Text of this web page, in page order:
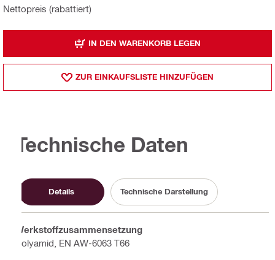
Nettopreis (rabattiert)
IN DEN WARENKORB LEGEN
ZUR EINKAUFSLISTE HINZUFÜGEN
Technische Daten
Details Technische Darstellung
Werkstoffzusammensetzung
Polyamid, EN AW-6063 T66